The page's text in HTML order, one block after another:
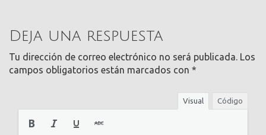
Deja una respuesta
Tu dirección de correo electrónico no será publicada. Los
campos obligatorios están marcados con *
Visual Código